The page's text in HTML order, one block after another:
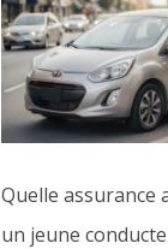
Quelle
un jeune